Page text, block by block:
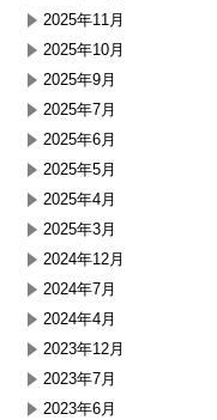
2025年11月
2025年10月
2025年9月
2025年7月
2025年6月
2025年5月
2025年4月
2025年3月
2024年12月
2024年7月
2024年4月
2023年12月
2023年7月
2023年6月